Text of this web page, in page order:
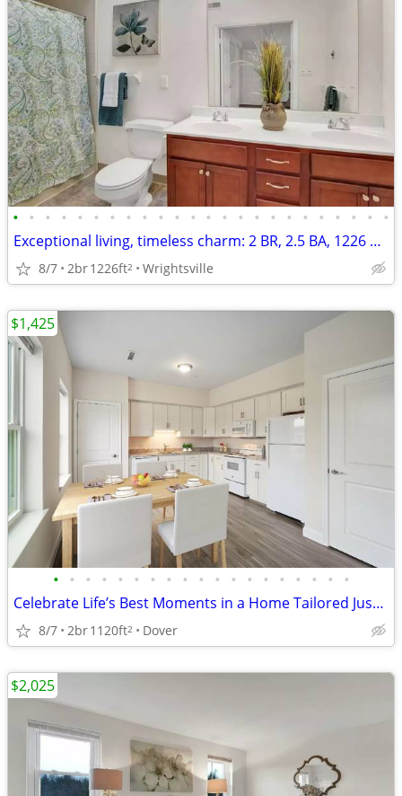
• • • • • • • • • • • • • • • • • • • • • • • •
Exceptional living, timeless charm: 2 BR, 2.5 BA, 1226 Sq Ft.
8/7 2br1226ft2 Wrightsville
• • • • • • • • • • • • • • • • • • •
Celebrate Life’s Best Moments in a Home Tailored Just for You!
8/7 2br1120ft2 Dover
$1,425
$2,025